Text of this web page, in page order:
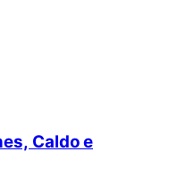
Caldo e